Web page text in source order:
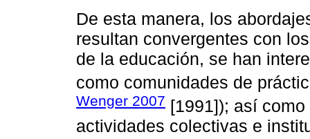
De esta manera, los
resultan convergentes con
de la educación, se han
como comunidades de
Wenger 2007 [1991]); así
actividades colectivas e